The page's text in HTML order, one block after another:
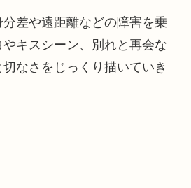
差や遠距離などの障害を乗
キスシーン、別れと再会な
なさをじっくり描いていき